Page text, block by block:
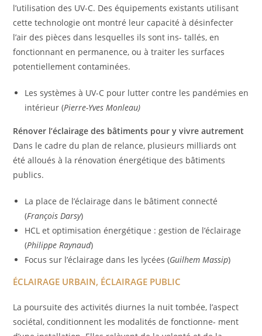
l’utilisation des UV-C. Des équipements existants utilisant
cette technologie ont montré leur capacité à désinfecter
l’air des pièces dans lesquelles ils sont ins- tallés, en
fonctionnant en permanence, ou à traiter les surfaces
potentiellement contaminées.
Les systèmes à UV-C pour lutter contre les pandémies en
intérieur (Pierre-Yves Monleau)
Rénover l’éclairage des bâtiments pour y vivre autrement
Dans le cadre du plan de relance, plusieurs milliards ont
été alloués à la rénovation énergétique des bâtiments
publics.
La place de l’éclairage dans le bâtiment connecté
(François Darsy)
HCL et optimisation énergétique : gestion de l’éclairage
(Philippe Raynaud)
Focus sur l’éclairage dans les lycées (Guilhem Massip)
ÉCLAIRAGE URBAIN, ÉCLAIRAGE PUBLIC
La poursuite des activités diurnes la nuit tombée, l’aspect
sociétal, conditionnent les modalités de fonctionne- ment